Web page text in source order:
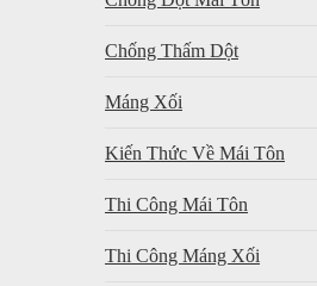
Chống Thấm Dột
Máng Xối
Kiến Thức Về Mái Tôn
Thi Công Mái Tôn
Thi Công Máng Xối